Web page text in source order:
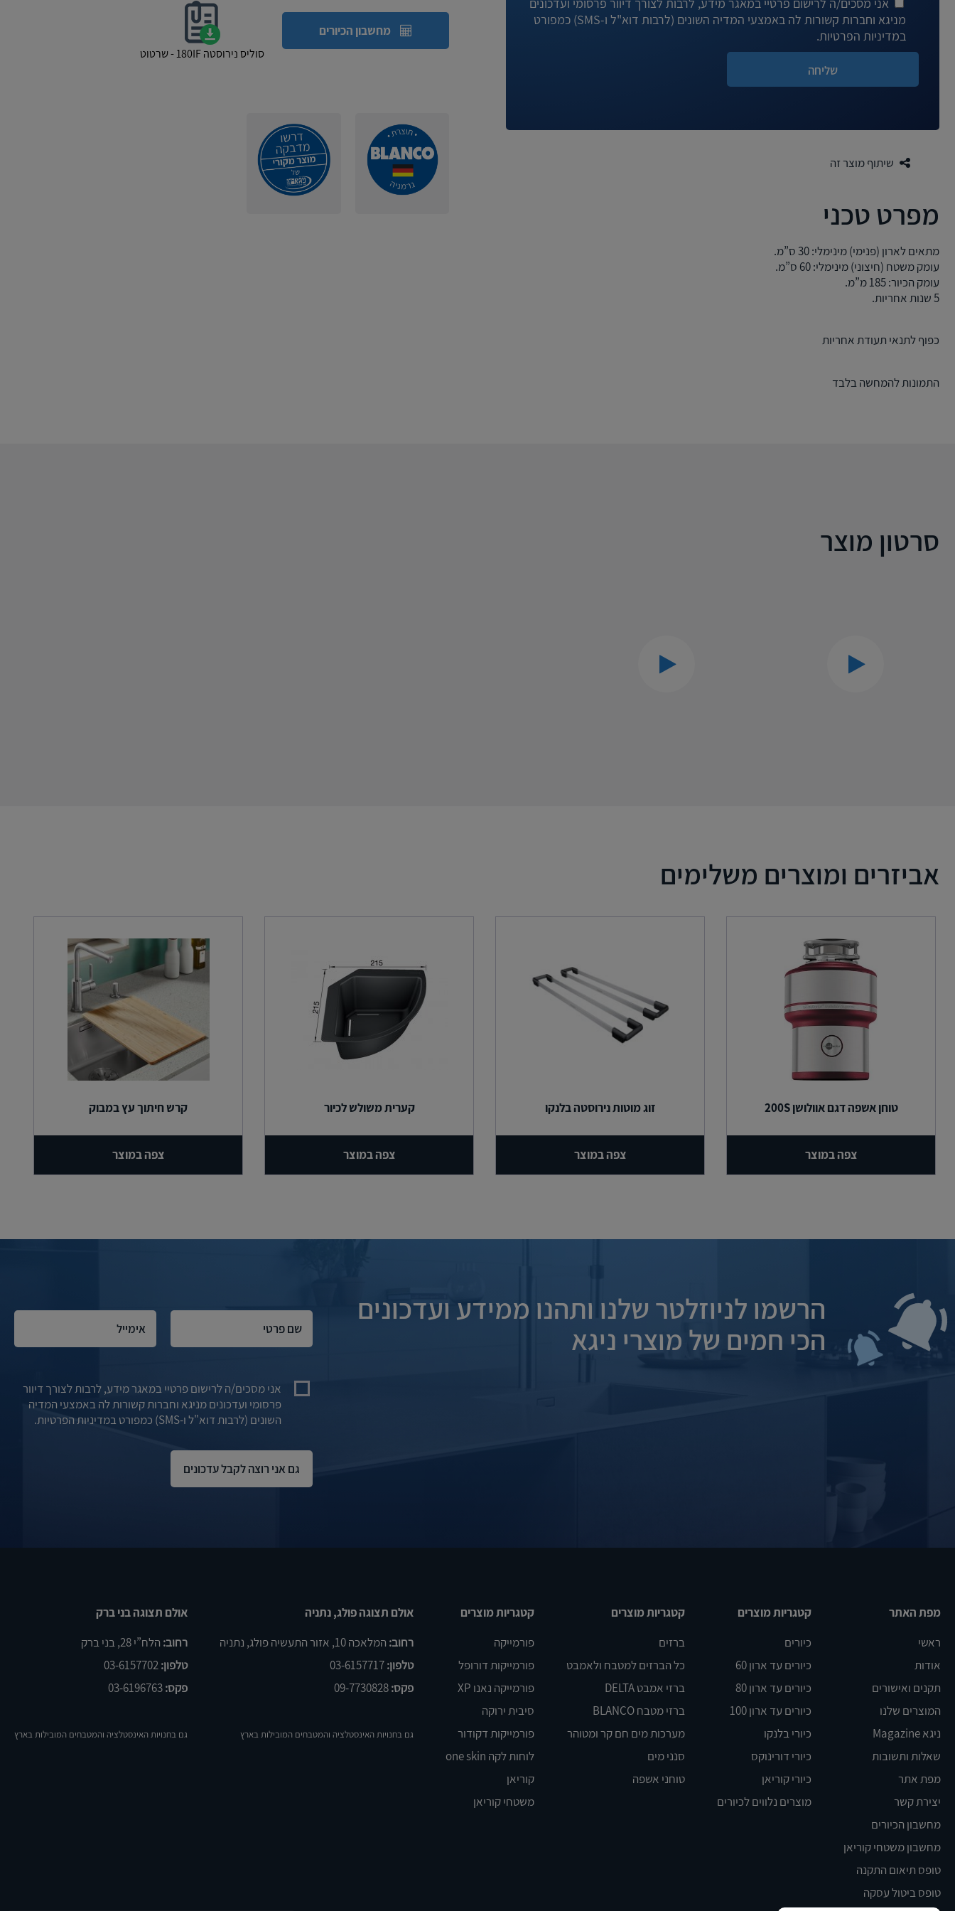
אני מסכים/ה לרישום פרטיי במאגר מידע, לרבות לצורך דיוור פרסומי ועדכונים
מניגא וחברות קשורות לה באמצעי המדיה השונים (לרבות דוא"ל ו-SMS) כמפורט
במדיניות הפרטיות.
שיתוף מוצר זה
מפרט טכני
מתאים לארון (פנימי) מינימלי: 30 ס”מ.
עומק משטח (חיצוני) מינימלי: 60 ס”מ.
עומק הכיור: 185 מ”מ.
5 שנות אחריות.
כפוף לתנאי תעודת אחריות
התמונות להמחשה בלבד
מחשבון הכיורים
סוליס נירוסטה 180IF - שרטוט
סרטון מוצר
אביזרים ומוצרים משלימים
טוחן אשפה דגם אוולושן 200S
צפה במוצר
זוג מוטות נירוסטה בלנקו
צפה במוצר
קערית משולש לכיור
צפה במוצר
קרש חיתוך עץ במבוק
צפה במוצר
הרשמו לניוזלטר שלנו ותהנו ממידע ועדכונים
הכי חמים של מוצרי ניגא
אני מסכים/ה לרישום פרטיי במאגר מידע, לרבות לצורך דיוור
פרסומי ועדכונים מניגא וחברות קשורות לה באמצעי המדיה
השונים (לרבות דוא"ל ו-SMS) כמפורט במדיניות הפרטיות.
מפת האתר
ראשי
אודות
תקנים ואישורים
המוצרים שלנו
ניגא Magazine
שאלות ותשובות
מפת אתר
יצירת קשר
מחשבון הכיורים
מחשבון משטחי קוריאן
טופס תיאום התקנה
טופס ביטול עסקה
קטגריות מוצרים
כיורים
כיורים עד ארון 60
כיורים עד ארון 80
כיורים עד ארון 100
כיורי בלנקו
כיורי דורינוקס
כיורי קוריאן
מוצרים נלווים לכיורים
קטגריות מוצרים
ברזים
כל הברזים למטבח ולאמבט
ברזי אמבט DELTA
ברזי מטבח BLANCO
מערכות מים חם קר ומטוהר
סנני מים
טוחני אשפה
קטגריות מוצרים
פורמייקה
פורמייקות דורופל
פורמייקה נאנו XP
סיבית ירוקה
פורמייקות דקודור
לוחות לקה one skin
קוריאן
משטחי קוריאן
אולם תצוגה פולג, נתניה
רחוב: המלאכה 10, אזור התעשיה פולג, נתניה
טלפון:03-6157717
פקס:
גם בחנויות האינסטלציה והמטבחים המובילות בארץ
אולם תצוגה בני ברק
רחוב: הלח”י 28, בני ברק
טלפון:03-6157702
פקס:
גם בחנויות האינסטלציה והמטבחים המובילות בארץ